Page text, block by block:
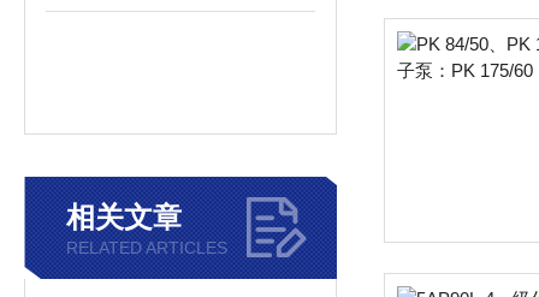
相关文章
RELATED ARTICLES